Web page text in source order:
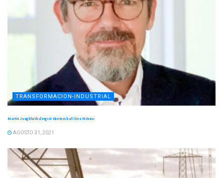
TRANSFORMACION-INDUSTRIAL
Martin Jungbluth dirigirá Wintershall Dea México
AGOSTO 31, 2021